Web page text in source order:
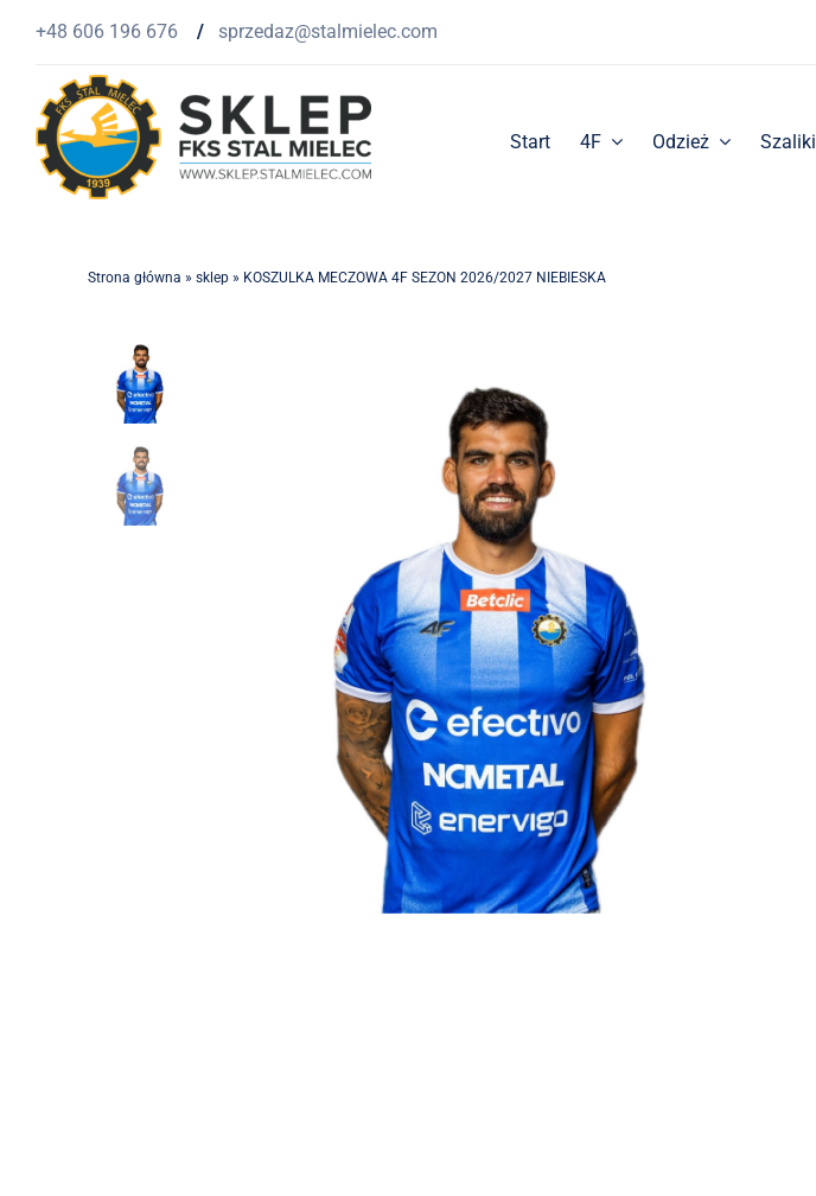
zawartości
+48 606 196 676 / sprzedaz@stalmielec.com
Start 4F Odzież Szaliki
Strona główna » sklep» KOSZULKA MECZOWA 4F SEZON 2026/2027 NIEBIESKA